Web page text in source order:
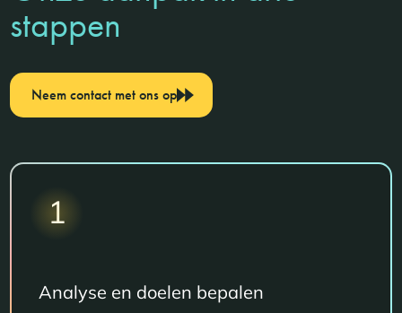
stappen
Neem contact met ons op
1
Analyse en doelen bepalen